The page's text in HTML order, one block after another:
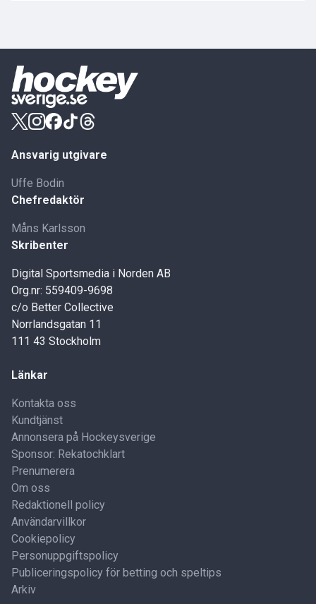
Ansvarig utgivare
Uffe Bodin
Chefredaktör
Måns Karlsson
Skribenter
Digital Sportsmedia i Norden AB
Org.nr: 559409-9698
c/o Better Collective
Norrlandsgatan 11
111 43 Stockholm
Länkar
Kontakta oss
Kundtjänst
Annonsera på Hockeysverige
Sponsor: Rekatochklart
Prenumerera
Om oss
Redaktionell policy
Användarvillkor
Cookiepolicy
Personuppgiftspolicy
Publiceringspolicy för betting och speltips
Arkiv